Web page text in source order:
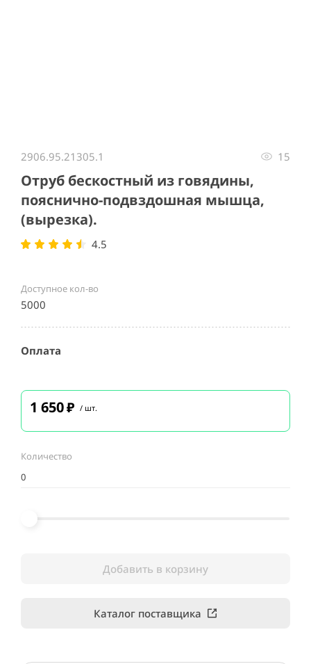
2906.95.21305.1 15
Отруб бескостный из говядины,
пояснично-подвздошная мышца,
(вырезка).
4.5
Доступное кол-во
5000
Оплата
1 650₽ / шт.
Количество
Добавить в корзину
Каталог поставщика